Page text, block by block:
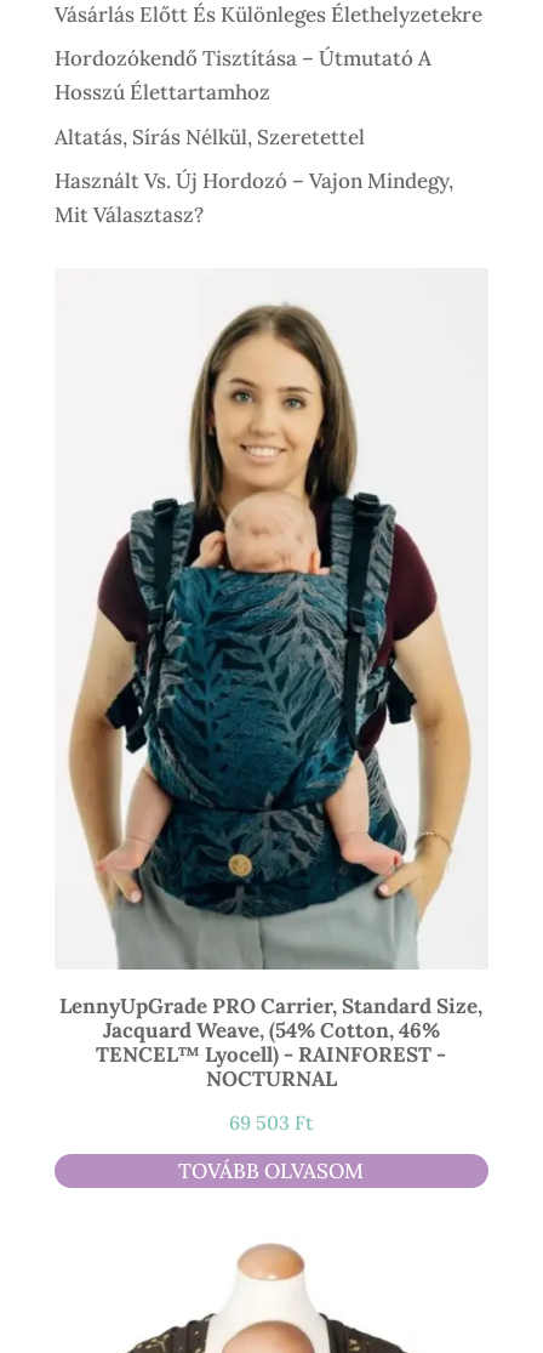
Vásárlás Előtt És Különleges Élethelyzetekre
Hordozókendő Tisztítása – Útmutató A
Hosszú Élettartamhoz
Altatás, Sírás Nélkül, Szeretettel
Használt Vs. Új Hordozó – Vajon Mindegy,
Mit Választasz?
LennyUpGrade PRO Carrier, Standard Size,
Jacquard Weave, (54% Cotton, 46%
TENCEL™ Lyocell) - RAINFOREST -
NOCTURNAL
69 503 Ft
TOVÁBB OLVASOM